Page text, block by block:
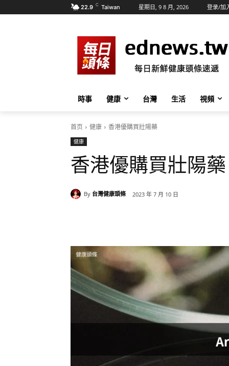
22.9 C Taiwan 星期日, 9 8 月, 2026 登录/加
時事 健康 台灣 生活 視頻
首页 健康 香港優購買壯陽藥
健康
香港優購買壯陽藥
By 台灣健康頭條 2023 年 7 月 10 日